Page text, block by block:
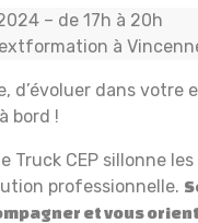
– de 17h à 20h
à
d’évoluer dans votre
bord !
CEP sillonne les
professionnelle.
et vous